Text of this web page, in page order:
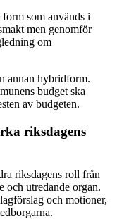
som används i
men genomför
om
annan hybridform.
budget ska
av budgeten.
riksdagens
riksdagens roll från
och utredande organ.
och motioner,